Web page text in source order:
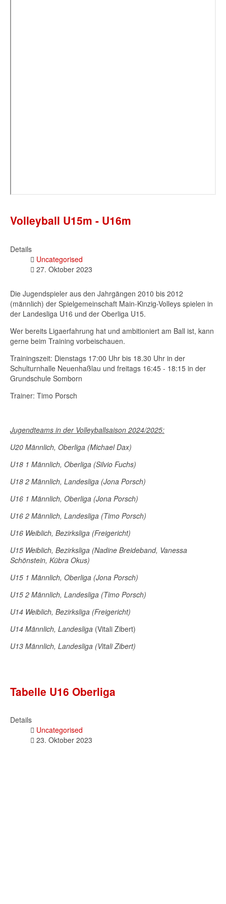
Volleyball U15m - U16m
Details
Uncategorised
27. Oktober 2023
Die Jugendspieler aus den Jahrgängen 2010 bis 2012
(männlich) der Spielgemeinschaft Main-Kinzig-Volleys spielen in
der Landesliga U16 und der Oberliga U15.
Wer bereits Ligaerfahrung hat und ambitioniert am Ball ist, kann
gerne beim Training vorbeischauen.
Trainingszeit: Dienstags 17:00 Uhr bis 18.30 Uhr in der
Schulturnhalle Neuenhaßlau und freitags 16:45 - 18:15 in der
Grundschule Somborn
Trainer: Timo Porsch
Jugendteams in der Volleyballsaison 2024/2025:
U20 Männlich, Oberliga (Michael Dax)
U18 1 Männlich, Oberliga (Silvio Fuchs)
U18 2 Männlich, Landesliga (Jona Porsch)
U16 1 Männlich, Oberliga (Jona Porsch)
U16 2 Männlich, Landesliga (Timo Porsch)
U16 Weiblich, Bezirksliga (Freigericht)
U15 Weiblich, Bezirksliga (Nadine Breideband, Vanessa
Schönstein, Kübra Okus)
U15 1 Männlich, Oberliga (Jona Porsch)
U15 2 Männlich, Landesliga (Timo Porsch)
U14 Weiblich, Bezirksliga (Freigericht)
U14 Männlich, Landesliga (Vitali Zibert)
U13 Männlich, Landesliga (Vitali Zibert)
Tabelle U16 Oberliga
Details
Uncategorised
23. Oktober 2023